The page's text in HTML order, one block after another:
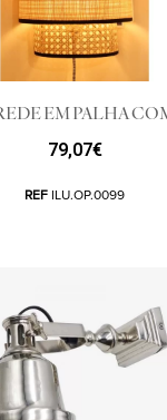
EM PALHA
79,07€
REF ILU.OP.0099